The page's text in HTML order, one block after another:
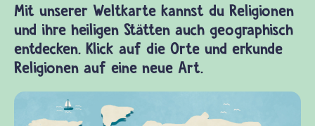
Mit unserer Weltkarte kannst du Religionen
und ihre heiligen Stätten auch geographisch
entdecken. Klick auf die Orte und erkunde
Religionen auf eine neue Art.